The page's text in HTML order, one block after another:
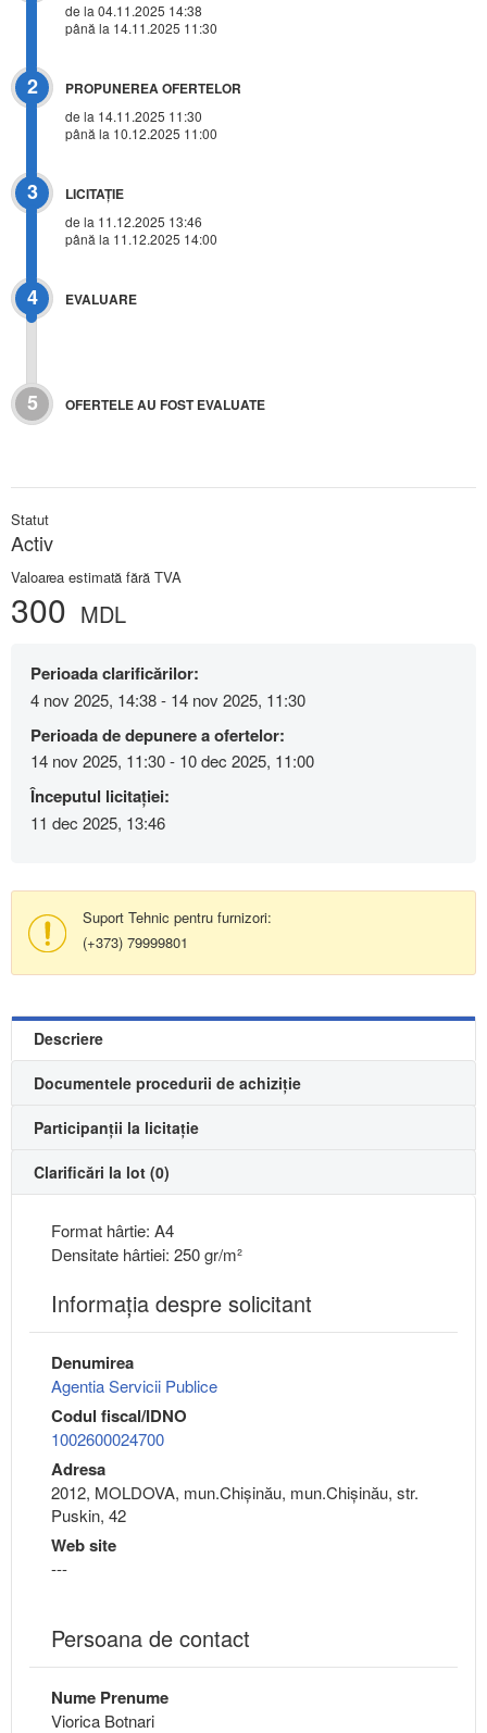
de la 04.11.2025 14:38
până la 14.11.2025 11:30
2 PROPUNEREA OFERTELOR
de la 14.11.2025 11:30
până la 10.12.2025 11:00
3 LICITAŢIE
de la 11.12.2025 13:46
până la 11.12.2025 14:00
4 EVALUARE
5 OFERTELE AU FOST EVALUATE
Statut
Activ
Valoarea estimată fără TVA
300 MDL
Perioada clarificărilor:
4 nov 2025, 14:38 - 14 nov 2025, 11:30
Perioada de depunere a ofertelor:
14 nov 2025, 11:30 - 10 dec 2025, 11:00
Începutul licitației:
11 dec 2025, 13:46
Suport Tehnic pentru furnizori:
(+373) 79999801
Descriere
Documentele procedurii de achiziție
Participanții la licitație
Clarificări la lot (0)
Format hârtie: A4
Densitate hârtiei: 250 gr/m²
Informaţia despre solicitant
Denumirea
Agentia Servicii Publice
Codul fiscal/IDNO
1002600024700
Adresa
2012, MOLDOVA, mun.Chişinău, mun.Chişinău, str.
Puskin, 42
Web site
---
Persoana de contact
Nume Prenume
Viorica Botnari